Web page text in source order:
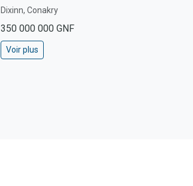
Dixinn, Conakry
350 000 000 GNF
Voir plus